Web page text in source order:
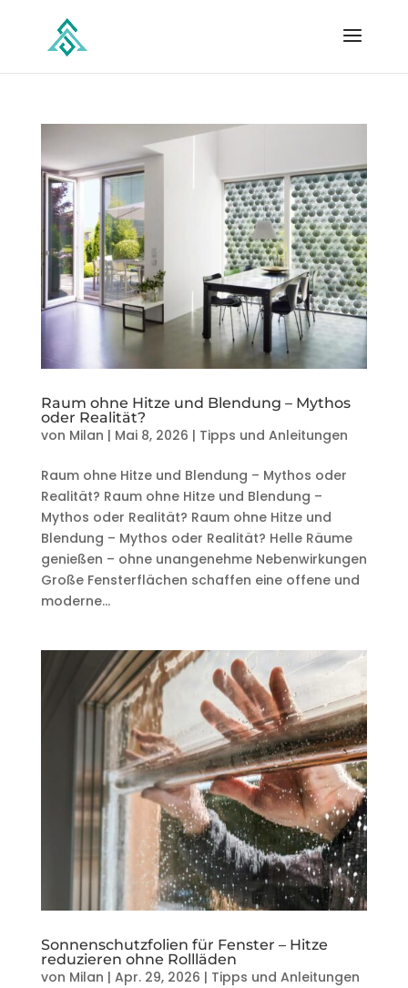
Raum ohne Hitze und Blendung – Mythos
oder Realität?
von Milan | Mai 8, 2026 | Tipps und Anleitungen
Raum ohne Hitze und Blendung – Mythos oder
Realität? Raum ohne Hitze und Blendung –
Mythos oder Realität? Raum ohne Hitze und
Blendung – Mythos oder Realität? Helle Räume
genießen – ohne unangenehme Nebenwirkungen
Große Fensterflächen schaffen eine offene und
moderne...
Sonnenschutzfolien für Fenster – Hitze
reduzieren ohne Rollläden
von Milan | Apr. 29, 2026 | Tipps und Anleitungen